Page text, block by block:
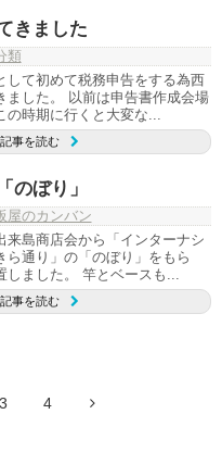
きました
類
して初めて税務申告をする為西
ました。 以前は申告書作成会場
時期に行くと大変な...
記事を読む
のぼり」
屋のカンバン
来島商店会から「インターナシ
通り」の「のぼり」をもら
ました。 竿とベースも...
記事を読む
3 4